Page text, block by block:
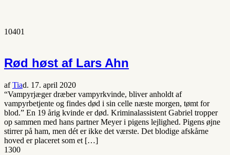
10401
Rød høst af Lars Ahn
afTiad. 17. april 2020
“Vampyrjæger dræber vampyrkvinde, bliver anholdt af
vampyrbetjente og findes død i sin celle næste morgen, tømt for
blod.” En 19 årig kvinde er død. Kriminalassistent Gabriel tropper
op sammen med hans partner Meyer i pigens lejlighed. Pigens øjne
stirrer på ham, men dét er ikke det værste. Det blodige afskårne
hoved er placeret som et […]
1300